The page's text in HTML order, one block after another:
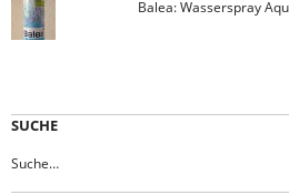
Balea: Wasserspray
SUCHE